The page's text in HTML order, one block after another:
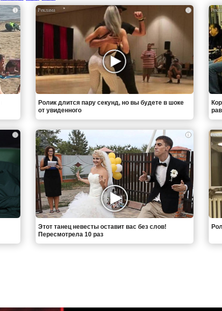
i i
Ролик длится пару секунд, но вы будете в шоке
от увиденного
i i
Этот танец невесты оставит вас без слов!
Пересмотрела 10 раз